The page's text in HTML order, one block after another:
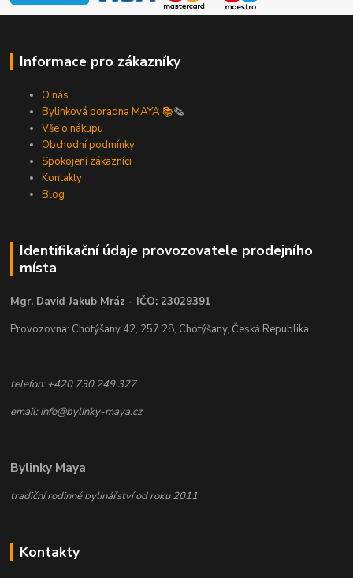
Informace pro zákazníky
O nás
Bylinková poradna MAYA 📚🗞️
Vše o nákupu
Obchodní podmínky
Spokojení zákazníci
Kontakty
Blog
Identifikační údaje provozovatele prodejního
místa
Mgr. David Jakub Mráz - IČO: 23029391
Provozovna: Chotýšany 42, 257 28, Chotýšany, Česká Republika
telefon: +420 730 249 327
email: info@bylinky-maya.cz
Bylinky Maya
tradiční rodinné bylinářství od roku 2011
Kontakty